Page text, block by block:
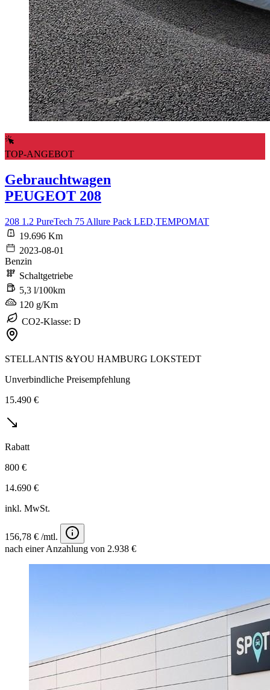
TOP-ANGEBOT
Gebrauchtwagen
PEUGEOT 208
208 1.2 PureTech 75 Allure Pack LED,TEMPOMAT
19.696 Km
2023-08-01
Benzin
Schaltgetriebe
5,3 l/100km
120 g/Km
CO2-Klasse: D
STELLANTIS &YOU HAMBURG LOKSTEDT
Unverbindliche Preisempfehlung
15.490 €
Rabatt
800 €
14.690 €
inkl. MwSt.
156,78 € /mtl.
nach einer Anzahlung von 2.938 €